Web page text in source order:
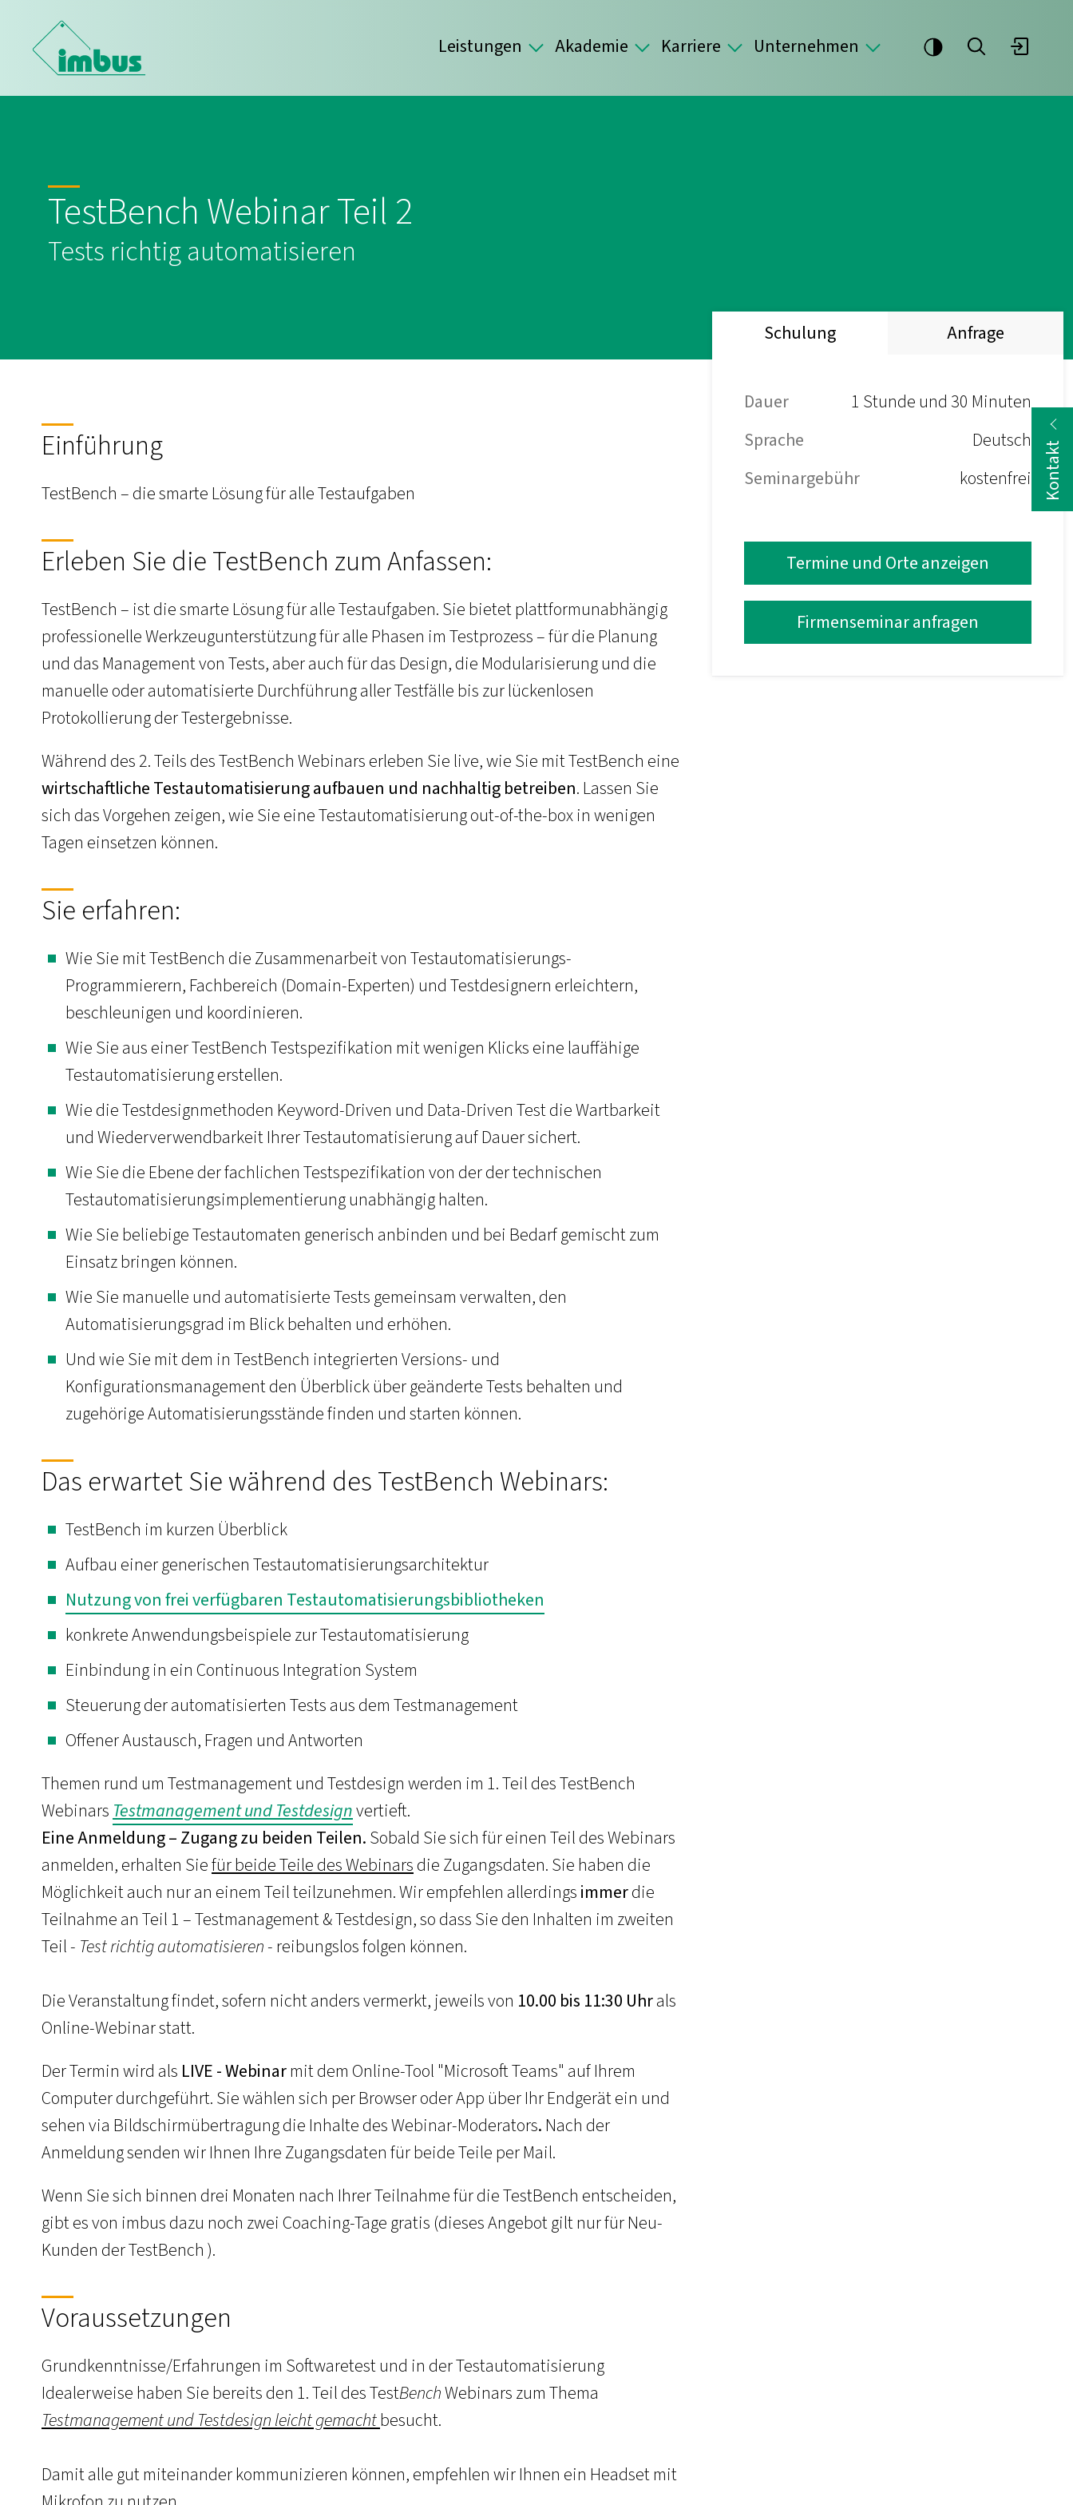
Leistungen Akademie Karriere Unternehmen
TestBench Webinar Teil 2
Tests richtig automatisieren
Schulung Anfrage
Dauer
1 Stunde und 30 Minuten
Sprache
Deutsch
Seminargebühr
kostenfrei
Termine und Orte anzeigen
Firmenseminar anfragen
Einführung
TestBench – die smarte Lösung für alle Testaufgaben
Erleben Sie die TestBench zum Anfassen:
TestBench – ist die smarte Lösung für alle Testaufgaben. Sie bietet plattformunabhängig
professionelle Werkzeugunterstützung für alle Phasen im Testprozess – für die Planung
und das Management von Tests, aber auch für das Design, die Modularisierung und die
manuelle oder automatisierte Durchführung aller Testfälle bis zur lückenlosen
Protokollierung der Testergebnisse.
Während des 2. Teils des TestBench Webinars erleben Sie live, wie Sie mit TestBench eine
wirtschaftliche Testautomatisierung aufbauen und nachhaltig betreiben. Lassen Sie
sich das Vorgehen zeigen, wie Sie eine Testautomatisierung out-of-the-box in wenigen
Tagen einsetzen können.
Sie erfahren:
Wie Sie mit TestBench die Zusammenarbeit von Testautomatisierungs-
Programmierern, Fachbereich (Domain-Experten) und Testdesignern erleichtern,
beschleunigen und koordinieren.
Wie Sie aus einer TestBench Testspezifikation mit wenigen Klicks eine lauffähige
Testautomatisierung erstellen.
Wie die Testdesignmethoden Keyword-Driven und Data-Driven Test die Wartbarkeit
und Wiederverwendbarkeit Ihrer Testautomatisierung auf Dauer sichert.
Wie Sie die Ebene der fachlichen Testspezifikation von der der technischen
Testautomatisierungsimplementierung unabhängig halten.
Wie Sie beliebige Testautomaten generisch anbinden und bei Bedarf gemischt zum
Einsatz bringen können.
Wie Sie manuelle und automatisierte Tests gemeinsam verwalten, den
Automatisierungsgrad im Blick behalten und erhöhen.
Und wie Sie mit dem in TestBench integrierten Versions- und
Konfigurationsmanagement den Überblick über geänderte Tests behalten und
zugehörige Automatisierungsstände finden und starten können.
Das erwartet Sie während des TestBench Webinars:
TestBench im kurzen Überblick
Aufbau einer generischen Testautomatisierungsarchitektur
Nutzung von frei verfügbaren Testautomatisierungsbibliotheken
konkrete Anwendungsbeispiele zur Testautomatisierung
Einbindung in ein Continuous Integration System
Steuerung der automatisierten Tests aus dem Testmanagement
Offener Austausch, Fragen und Antworten
Themen rund um Testmanagement und Testdesign werden im 1. Teil des TestBench
Webinars Testmanagement und Testdesignvertieft.
Eine Anmeldung – Zugang zu beiden Teilen.Sobald Sie sich für einen Teil des Webinars
anmelden, erhalten Siefür beide Teile des Webinarsdie Zugangsdaten. Sie haben die
Möglichkeit auch nur an einem Teil teilzunehmen. Wir empfehlen allerdingsimmerdie
Teilnahme an Teil 1 – Testmanagement & Testdesign, so dass Sie den Inhalten im zweiten
Teil - Test richtig automatisieren- reibungslos folgen können.
Die Veranstaltung findet, sofern nicht anders vermerkt, jeweils von 10.00 bis 11:30 Uhrals
Online-Webinar statt.
Der Termin wird als LIVE - Webinarmit dem Online-Tool "Microsoft Teams" auf Ihrem
Computer durchgeführt. Sie wählen sich per Browser oder App über Ihr Endgerät ein und
sehen via Bildschirmübertragung die Inhalte des Webinar-Moderators.Nach der
Anmeldung senden wir Ihnen Ihre Zugangsdaten für beide Teile per Mail.
Wenn Sie sich binnen drei Monaten nach Ihrer Teilnahme für die TestBench entscheiden,
gibt es von imbus dazu noch zwei Coaching-Tage gratis (dieses Angebot gilt nur für Neu-
Kunden der TestBench ).
Voraussetzungen
Grundkenntnisse/Erfahrungen im Softwaretest und in der Testautomatisierung
Idealerweise haben Sie bereits den 1. Teil des TestBenchWebinars zum Thema
Testmanagement und Testdesign leicht gemachtbesucht.
Damit alle gut miteinander kommunizieren können, empfehlen wir Ihnen ein Headset mit
Kontakt